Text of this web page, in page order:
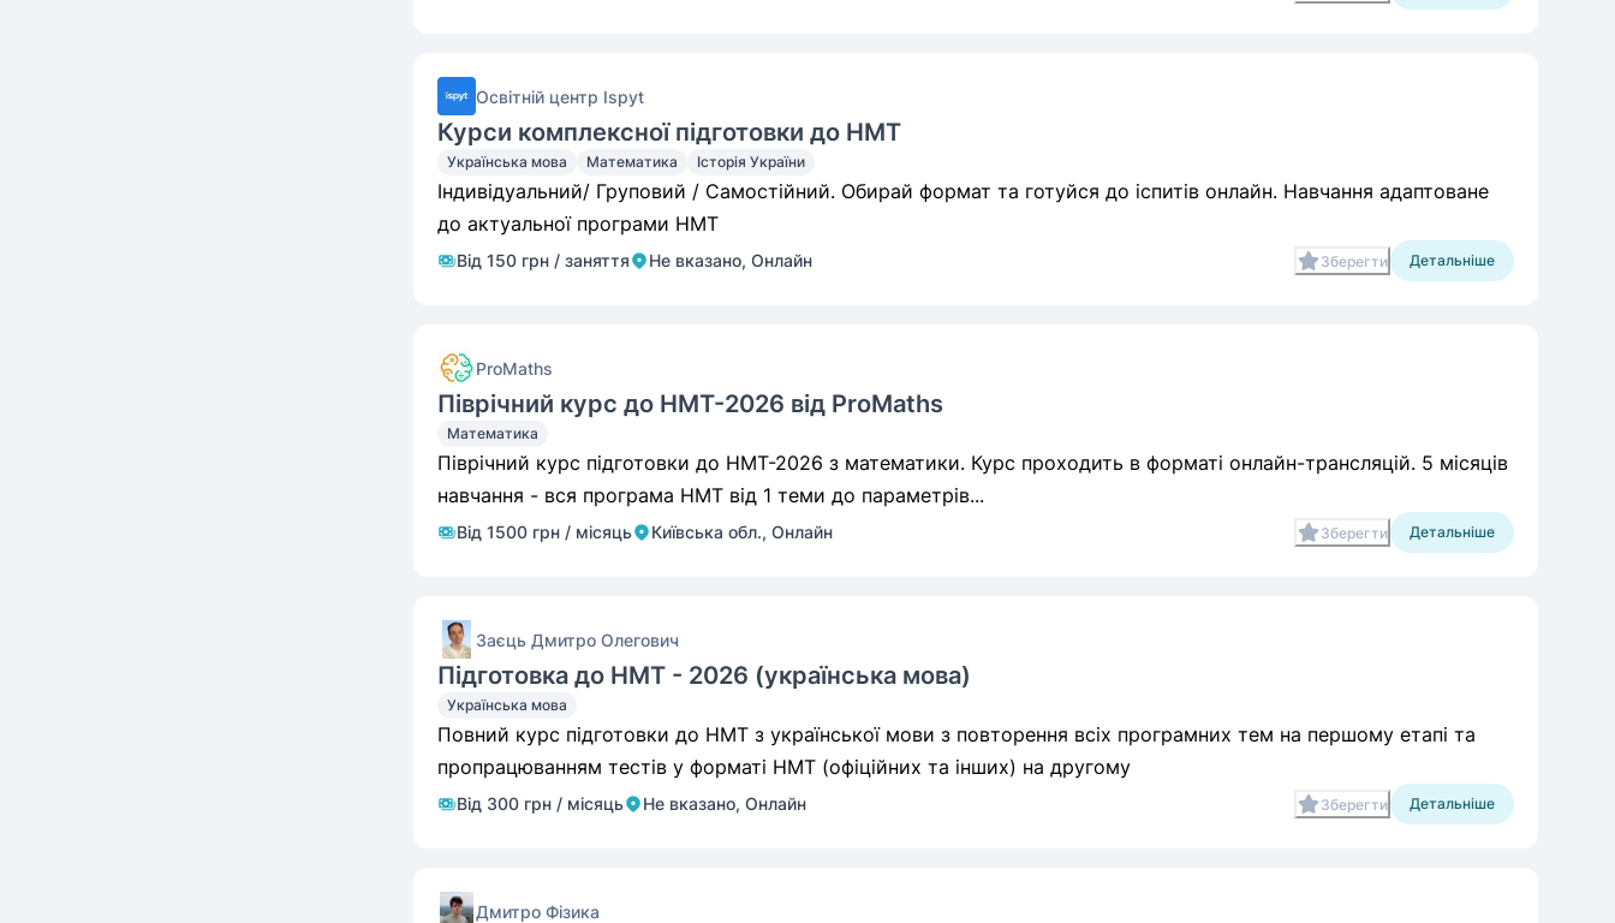
Освітній центр Ispyt
Курси комплексної підготовки до НМТ
Українська мова Математика Історія України
Індивідуальний/ Груповий / Самостійний. Обирай формат та готуйся до іспитів онлайн. Навчання адаптоване
до актуальної програми НМТ
Від 150 грн / заняття Не вказано, Онлайн Зберегти Детальніше
ProMaths
Піврічний курс до НМТ-2026 від ProMaths
Математика
Піврічний курс підготовки до НМТ-2026 з математики. Курс проходить в форматі онлайн-трансляцій. 5 місяців
навчання - вся програма НМТ від 1 теми до параметрів...
Від 1500 грн / місяць Київська обл., Онлайн Зберегти Детальніше
Заєць Дмитро Олегович
Підготовка до НМТ - 2026 (українська мова)
Українська мова
Повний курс підготовки до НМТ з української мови з повторення всіх програмних тем на першому етапі та
пропрацюванням тестів у форматі НМТ (офіційних та інших) на другому
Від 300 грн / місяць Не вказано, Онлайн Зберегти Детальніше
Дмитро Фізика